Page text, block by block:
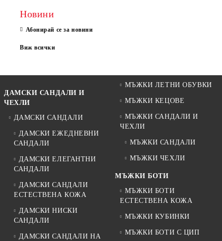
Новини
Абонирай се за новини
Виж всички
ДАМСКИ САНДАЛИ И
ЧЕХЛИ
ДАМСКИ САНДАЛИ
ДАМСКИ ЕЖЕДНЕВНИ
САНДАЛИ
ДАМСКИ ЕЛЕГАНТНИ
САНДАЛИ
ДАМСКИ САНДАЛИ
ЕСТЕСТВЕНА КОЖА
ДАМСКИ НИСКИ
САНДАЛИ
ДАМСКИ САНДАЛИ НА
МЪЖКИ ЛЕТНИ ОБУВКИ
МЪЖКИ КЕЦОВЕ
МЪЖКИ САНДАЛИ И
ЧЕХЛИ
МЪЖКИ САНДАЛИ
МЪЖКИ ЧЕХЛИ
МЪЖКИ БОТИ
МЪЖКИ БОТИ
ЕСТЕСТВЕНА КОЖА
МЪЖКИ КУБИНКИ
МЪЖКИ БОТИ С ЦИП